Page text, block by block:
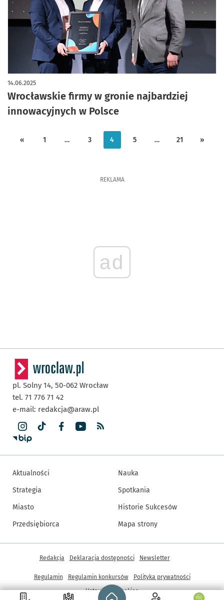
Wrocławskie firmy w gronie najbardziej
innowacyjnych w Polsce
14.06.2025
« 1 … 3 4 5 … 21 »
REKLAMA
ad
Strona główna - wroclaw.pl
pl. Solny 14, 50-062 Wrocław
tel. 71 776 71 42
e-mail: redakcja@araw.pl
Aktualności
Strategia
Miasto
Przedsiębiorca
Nauka
Spotkania
Historie Sukcesów
Mapa strony
Inne informacje
Redakcja Deklaracja dostępności Newsletter
Regulamin Regulamin konkursów
Polityka prywatności
Ustawienia cookies